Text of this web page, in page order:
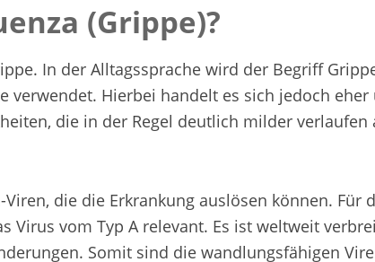
(Grippe)?
In der Alltagssprache wird der Begriff
verwendet. Hierbei handelt es sich jedoch eher
die in der Regel deutlich milder verlaufen
die die Erkrankung auslösen können. Für
Virus vom Typ A relevant. Es ist weltweit
Somit sind die wandlungsfähigen